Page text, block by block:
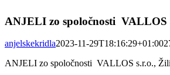
ANJELI zo spoločnosti VALLOS
anjelskekridla2023-11-29T18:16:29+01:00
ANJELI zo spoločnosti VALLOS s.r.o.,